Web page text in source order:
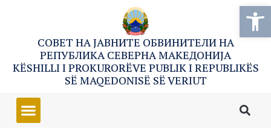
СОВЕТ НА ЈАВНИТЕ ОБВИНИТЕЛИ НА
РЕПУБЛИКА СЕВЕРНА МАКЕДОНИЈА
KËSHILLI I PROKURORËVE PUBLIK I REPUBLIKËS
SË MAQEDONISË SË VERIUT